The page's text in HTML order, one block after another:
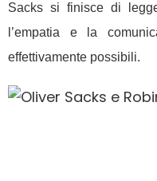
Sacks si finisce di
l’empatia e la
effettivamente possibili.